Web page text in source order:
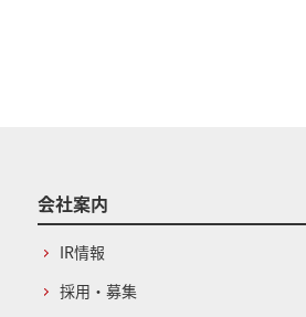
会社案内
IR情報
採用・募集